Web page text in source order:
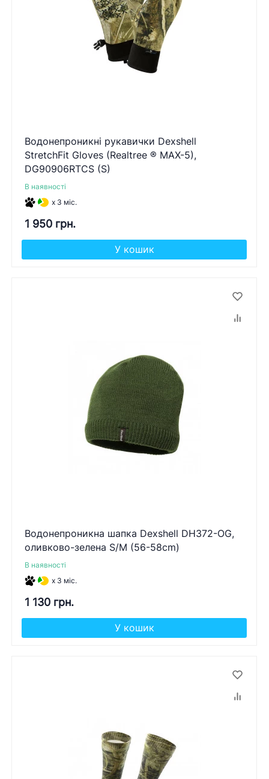
Водонепроникні рукавички Dexshell
StretchFit Gloves (Realtree ® MAX-5),
DG90906RTCS (S)
В наявності
x 3 міс.
1 950 грн.
У кошик
Водонепроникна шапка Dexshell DH372-OG,
оливково-зелена S/M (56-58cm)
В наявності
x 3 міс.
1 130 грн.
У кошик